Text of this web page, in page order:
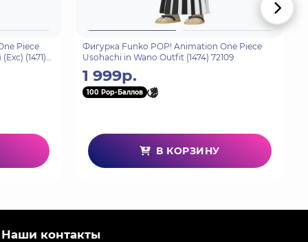
Piece
(1471)
Фигурка Funko POP! Animation One Piece
Usohachi in Wano Outfit (1474) 72109
1 999р.
100 Pop-Баллов
В КОРЗИНУ
Наши контакты